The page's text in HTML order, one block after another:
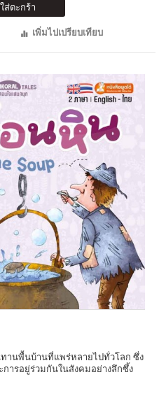
ส่ตะกร้า
เพิ่มไปเปรียบเทียบ
านพื้นบ้านที่แพร่หลายไปทั่วโลก ซึ่ง
ารอยู่ร่วมกันในสังคมอย่างลึกซึ้ง